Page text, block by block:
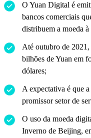
O Yuan Digital é
bancos comerciais
distribuem a moeda
Até outubro de 2021,
bilhões de Yuan em
dólares;
A expectativa é que
promissor setor de
O uso da moeda
Inverno de Beijing,